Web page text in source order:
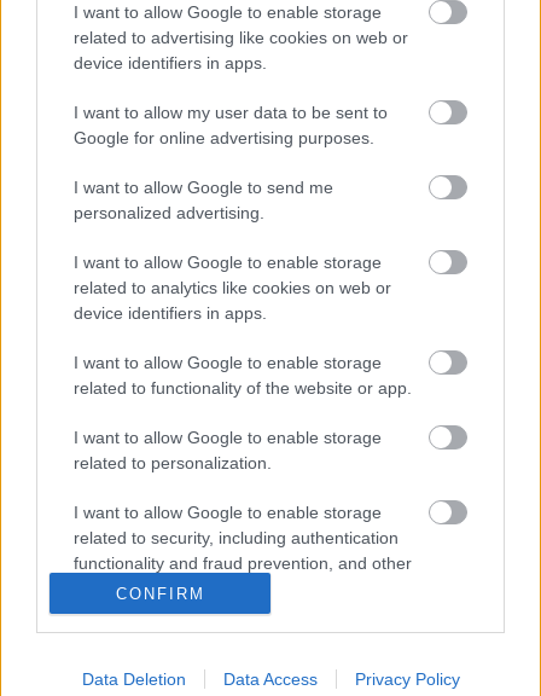
I want to allow Google to enable storage
related to advertising like cookies on web or
device identifiers in apps.
I want to allow my user data to be sent to
Google for online advertising purposes.
I want to allow Google to send me
personalized advertising.
I want to allow Google to enable storage
related to analytics like cookies on web or
device identifiers in apps.
I want to allow Google to enable storage
related to functionality of the website or app.
I want to allow Google to enable storage
related to personalization.
I want to allow Google to enable storage
related to security, including authentication
functionality and fraud prevention, and other
user protection.
CONFIRM
Data Deletion Data Access Privacy Policy
Estos jugadores son baja:
Jony Rodríguez (lesión
muscular), Lucas Torró, Adrián López (lesión muscular),
Estos jugadores son duda:
Cambios en la alineación: la mala racha del equipo puede
provocar cambios en el once. Los laterales podrían cambiar,
titularidad tras ser suplente ante el Betis. Calleri podría
acompañar a Budimir en la punta de ataque.
Valencia – Athletic
Getafe – Sevilla
Real Madrid – Atlético
Real Sociedad – Eibar
Elche – Granada